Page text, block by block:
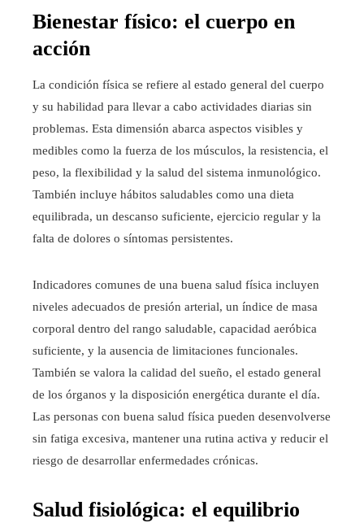
Bienestar físico: el cuerpo en
acción
La condición física se refiere al estado general del cuerpo
y su habilidad para llevar a cabo actividades diarias sin
problemas. Esta dimensión abarca aspectos visibles y
medibles como la fuerza de los músculos, la resistencia, el
peso, la flexibilidad y la salud del sistema inmunológico.
También incluye hábitos saludables como una dieta
equilibrada, un descanso suficiente, ejercicio regular y la
falta de dolores o síntomas persistentes.
Indicadores comunes de una buena salud física incluyen
niveles adecuados de presión arterial, un índice de masa
corporal dentro del rango saludable, capacidad aeróbica
suficiente, y la ausencia de limitaciones funcionales.
También se valora la calidad del sueño, el estado general
de los órganos y la disposición energética durante el día.
Las personas con buena salud física pueden desenvolverse
sin fatiga excesiva, mantener una rutina activa y reducir el
riesgo de desarrollar enfermedades crónicas.
Salud fisiológica: el equilibrio